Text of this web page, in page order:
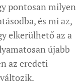
pontosan milyen
és mi az,
elkerülhető az a
újabb
az eredeti